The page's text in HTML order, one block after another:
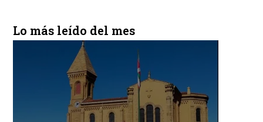
Lo más leído del mes